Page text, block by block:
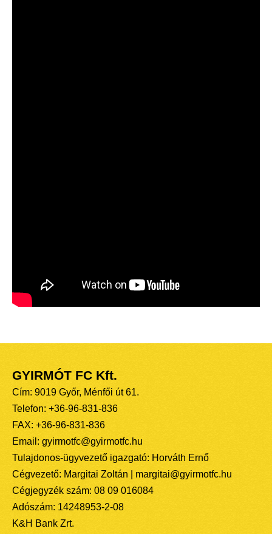
GYIRMÓT FC Kft.
Cím: 9019 Győr, Ménfői út 61.
Telefon: +36-96-831-836
FAX: +36-96-831-836
Email: gyirmotfc@gyirmotfc.hu
Tulajdonos-ügyvezető igazgató: Horváth Ernő
Cégvezető: Margitai Zoltán | margitai@gyirmotfc.hu
Cégjegyzék szám: 08 09 016084
Adószám: 14248953-2-08
K&H Bank Zrt.